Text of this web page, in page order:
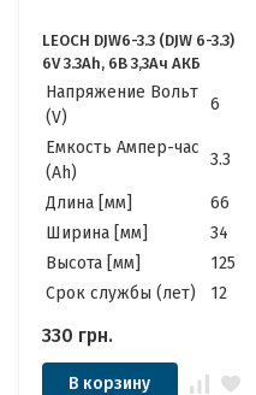
LEOCH DJW6-3.3 (DJW 6-3.3)
6V 3.3Ah, 6В 3,3Ач АКБ
Напряжение Вольт
(V)
6
Емкость Ампер-час
(Ah)
3.3
Длина [мм]
66
Ширина [мм]
34
Высота [мм]
125
Cрок службы (лет)
12
330 грн.
В корзину